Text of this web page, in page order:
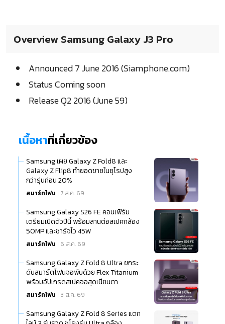
Overview Samsung Galaxy J3 Pro
Announced 7 June 2016 (Siamphone.com)
Status Coming soon
Release Q2 2016 (June 59)
เนื้อหาที่เกี่ยวข้อง
Samsung เผย Galaxy Z Fold8 และ
Galaxy Z Flip8 ทำยอดขายในยุโรปสูง
กว่ารุ่นก่อน 20%
สมาร์ทโฟน | 7 ส.ค. 69
Samsung Galaxy S26 FE คอนเฟิร์ม
เตรียมเปิดตัวปีนี้ พร้อมสานต่อสเปคกล้อง
50MP และชาร์จไว 45W
สมาร์ทโฟน | 6 ส.ค. 69
Samsung Galaxy Z Fold 8 Ultra ยกระ
ดับสมาร์ตโฟนจอพับด้วย Flex Titanium
พร้อมอัปเกรดสเปคจอสุดเนียนตา
สมาร์ทโฟน | 3 ส.ค. 69
Samsung Galaxy Z Fold 8 Series แตก